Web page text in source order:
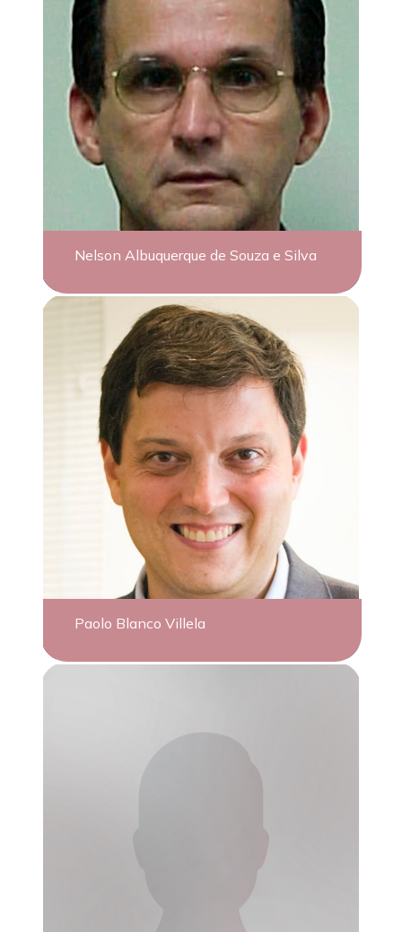
Nelson Albuquerque de Souza e Silva
Paolo Blanco Villela